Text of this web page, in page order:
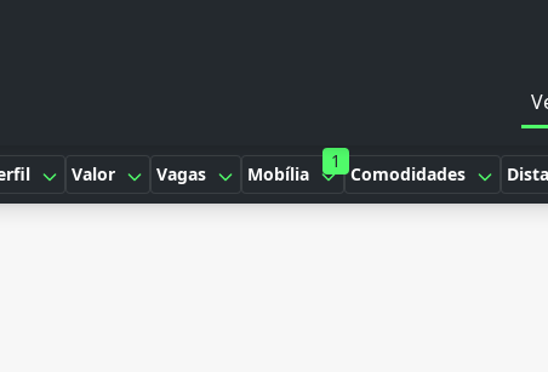
Valor Vagas
1
Mobília Comodidades